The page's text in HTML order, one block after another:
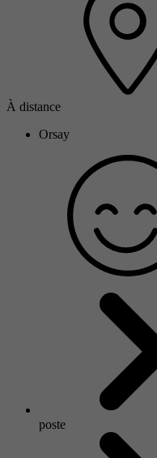
À distance
Orsay
poste